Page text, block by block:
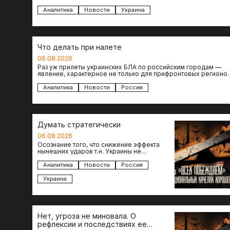
Аналитика Новости Украина
Что делать при налете
06.08.2026
Раз уж прилеты украинских БЛА по российским городам —
явление, характерное не только для прифронтовых
Аналитика Новости Россия
Думать стратегически
06.08.2026
Осознание того, что снижение эффекта
нынешних ударов т.н. Украины не
— повод задаться вопросом: что делать…
Аналитика Новости
Россия
Украина
Нет, угроза не миновала. О
рефлексии и последствиях ее